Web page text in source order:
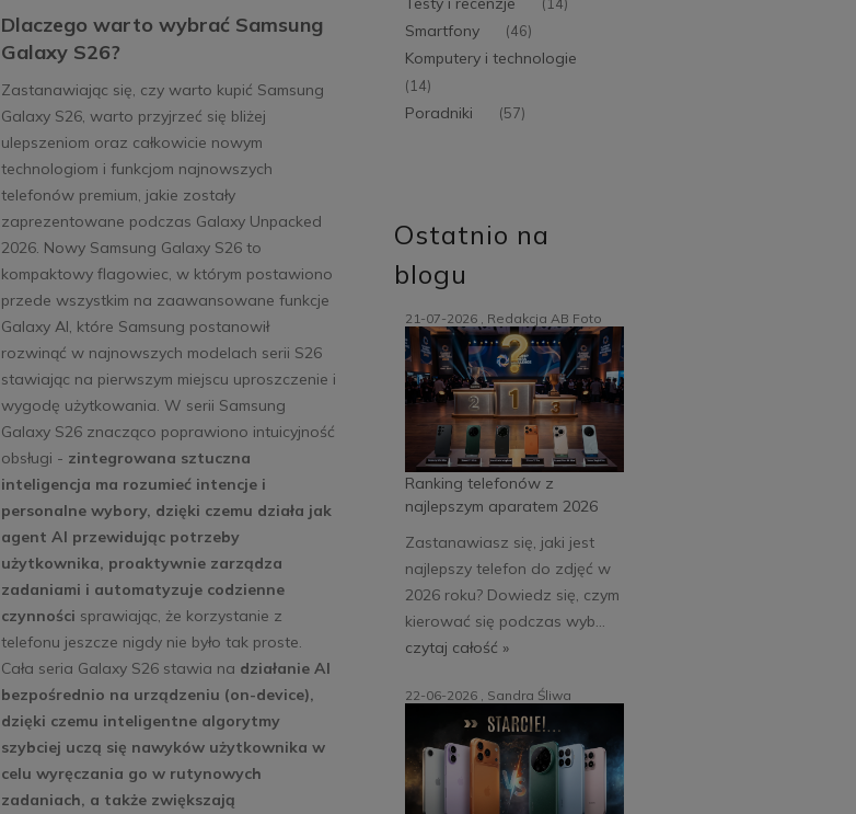
Dlaczego warto wybrać Samsung
Galaxy S26?
Zastanawiając się, czy warto kupić Samsung
Galaxy S26, warto przyjrzeć się bliżej
ulepszeniom oraz całkowicie nowym
technologiom i funkcjom najnowszych
telefonów premium, jakie zostały
zaprezentowane podczas Galaxy Unpacked
2026. Nowy Samsung Galaxy S26 to
kompaktowy flagowiec, w którym postawiono
przede wszystkim na zaawansowane funkcje
Galaxy AI, które Samsung postanowił
rozwinąć w najnowszych modelach serii S26
stawiając na pierwszym miejscu uproszczenie i
wygodę użytkowania. W serii Samsung
Galaxy S26 znacząco poprawiono intuicyjność
obsługi - zintegrowana sztuczna
inteligencja ma rozumieć intencje i
personalne wybory, dzięki czemu działa jak
agent AI przewidując potrzeby
użytkownika, proaktywnie zarządza
zadaniami i automatyzuje codzienne
czynności sprawiając, że korzystanie z
telefonu jeszcze nigdy nie było tak proste.
Cała seria Galaxy S26 stawia na działanie AI
bezpośrednio na urządzeniu (on-device),
dzięki czemu inteligentne algorytmy
szybciej uczą się nawyków użytkownika w
celu wyręczania go w rutynowych
zadaniach, a także zwiększają
Smartfony (46)
Komputery i technologie
(14)
Poradniki (57)
Ostatnio na
blogu
Ranking telefonów z
najlepszym aparatem 2026
21-07-2026 , Redakcja AB Foto
Zastanawiasz się, jaki jest
najlepszy telefon do zdjęć w
2026 roku? Dowiedz się, czym
kierować się podczas wyb...
czytaj całość »
22-06-2026 , Sandra Śliwa